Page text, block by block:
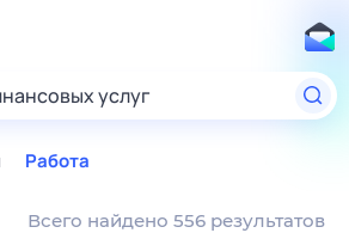
услуг
Работа
Всего найдено 556 результатов